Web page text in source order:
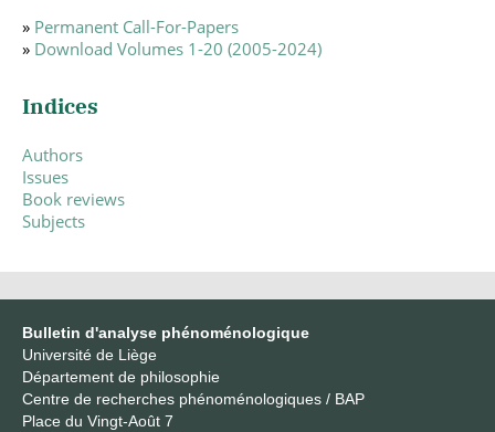
» Permanent Call-For-Papers
» Download Volumes 1-20 (2005-2024)
Indices
Authors
Issues
Book reviews
Subjects
Bulletin d'analyse phénoménologique
Université de Liège
Département de philosophie
Centre de recherches phénoménologiques / BAP
Place du Vingt-Août 7